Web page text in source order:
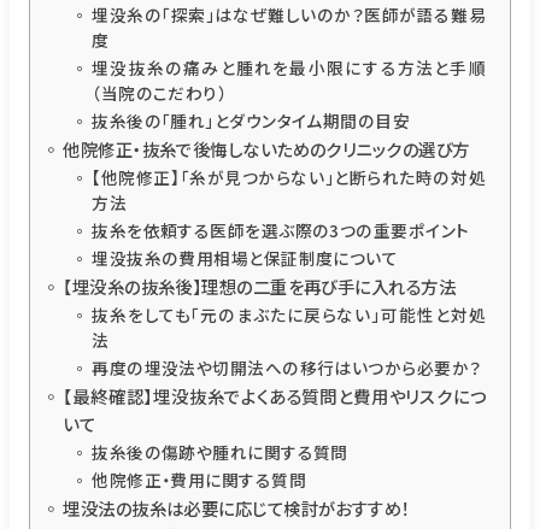
埋没糸の「探索」はなぜ難しいのか？医師が語る難易
度
埋没抜糸の痛みと腫れを最小限にする方法と手順
（当院のこだわり）
抜糸後の「腫れ」とダウンタイム期間の目安
他院修正・抜糸で後悔しないためのクリニックの選び方
【他院修正】「糸が見つからない」と断られた時の対処
方法
抜糸を依頼する医師を選ぶ際の3つの重要ポイント
埋没抜糸の費用相場と保証制度について
【埋没糸の抜糸後】理想の二重を再び手に入れる方法
抜糸をしても「元のまぶたに戻らない」可能性と対処
法
再度の埋没法や切開法への移行はいつから必要か？
【最終確認】埋没抜糸でよくある質問と費用やリスクにつ
いて
抜糸後の傷跡や腫れに関する質問
他院修正・費用に関する質問
埋没法の抜糸は必要に応じて検討がおすすめ！